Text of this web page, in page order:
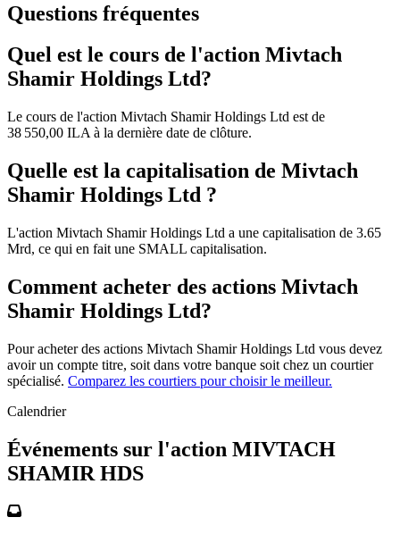
Questions fréquentes
Quel est le cours de l'action Mivtach
Shamir Holdings Ltd?
Le cours de l'action Mivtach Shamir Holdings Ltd est de
38 550,00 ILA à la dernière date de clôture.
Quelle est la capitalisation de Mivtach
Shamir Holdings Ltd ?
L'action Mivtach Shamir Holdings Ltd a une capitalisation de 3.65
Mrd, ce qui en fait une SMALL capitalisation.
Comment acheter des actions Mivtach
Shamir Holdings Ltd?
Pour acheter des actions Mivtach Shamir Holdings Ltd vous devez
avoir un compte titre, soit dans votre banque soit chez un courtier
spécialisé. Comparez les courtiers pour choisir le meilleur.
Calendrier
Événements sur l'action MIVTACH
SHAMIR HDS